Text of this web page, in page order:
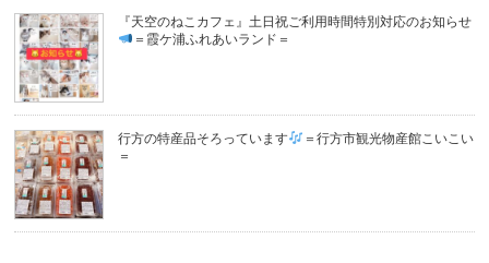
『天空のねこカフェ』土日祝ご利用時間特別対応のお知らせ
＝霞ケ浦ふれあいランド＝
行方の特産品そろっています
＝行方市観光物産館こいこい
＝